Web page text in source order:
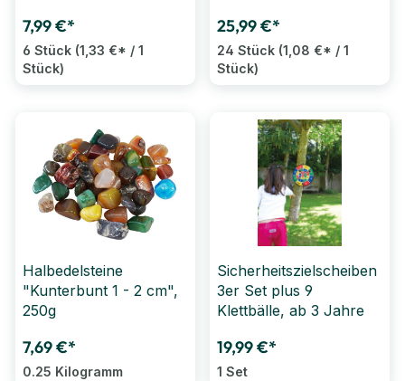
7,99 €*
6 Stück (1,33 €* / 1
Stück)
25,99 €*
24 Stück (1,08 €* / 1
Stück)
Halbedelsteine
"Kunterbunt 1 - 2 cm",
250g
7,69 €*
0.25 Kilogramm
Sicherheitszielscheiben
3er Set plus 9
Klettbälle, ab 3 Jahre
19,99 €*
1 Set